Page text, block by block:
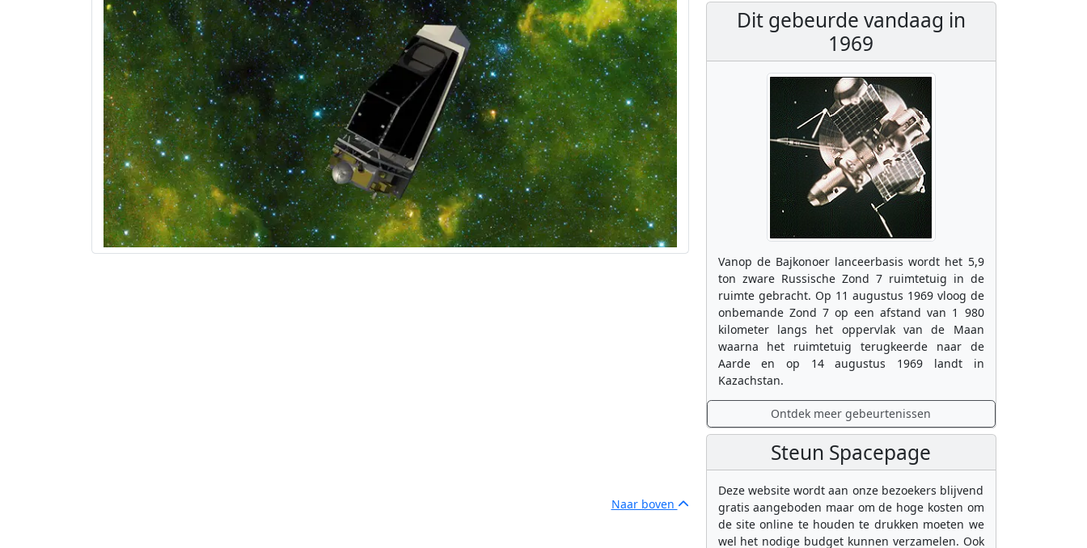
Naar boven
Dit gebeurde vandaag in
1969
Vanop de Bajkonoer lanceerbasis wordt het 5,9
ton zware Russische Zond 7 ruimtetuig in de
ruimte gebracht. Op 11 augustus 1969 vloog de
onbemande Zond 7 op een afstand van 1 980
kilometer langs het oppervlak van de Maan
waarna het ruimtetuig terugkeerde naar de
Aarde en op 14 augustus 1969 landt in
Kazachstan.
Ontdek meer gebeurtenissen
Steun Spacepage
Deze website wordt aan onze bezoekers blijvend
gratis aangeboden maar om de hoge kosten om
de site online te houden te drukken moeten we
wel het nodige budget kunnen verzamelen. Ook